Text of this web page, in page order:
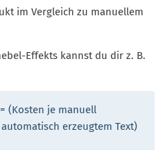
im Vergleich zu manuellem
Effekts kannst du dir z. B.
(Kosten je manuell
erzeugtem Text)